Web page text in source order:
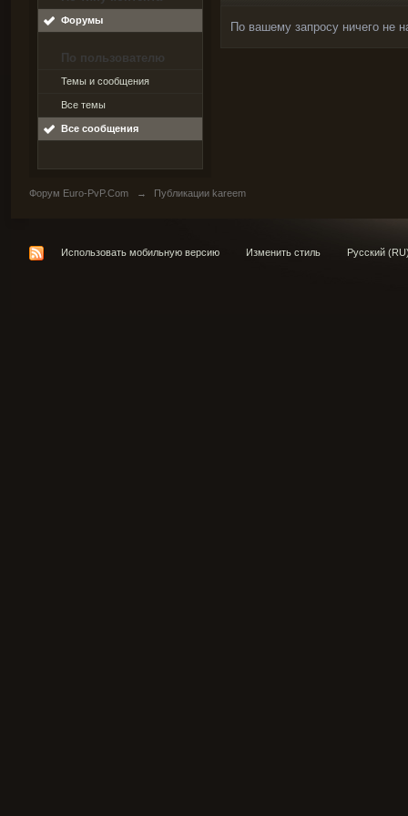
Форумы
По пользователю
Темы и сообщения
Все темы
Все сообщения
По вашему запросу ничего не
Форум Euro-PvP.Com → Публикации kareem
Использовать мобильную версию Изменить стиль Русский